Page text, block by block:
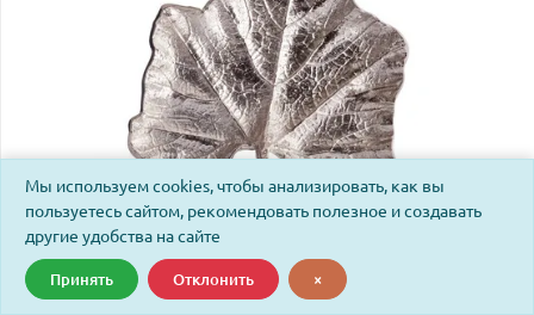
Монетница Secret de Maison Мапле2/Maple2 (мод. 9349)
Мы используем cookies, чтобы анализировать, как вы
пользуетесь сайтом, рекомендовать полезное и создавать
другие удобства на сайте
Принять Отклонить ×